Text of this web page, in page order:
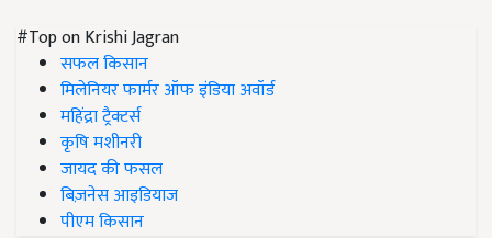
#Top on Krishi Jagran
सफल किसान
मिलेनियर फार्मर ऑफ इंडिया अवॉर्ड
महिंद्रा ट्रैक्टर्स
कृषि मशीनरी
जायद की फसल
बिज़नेस आइडियाज
पीएम किसान